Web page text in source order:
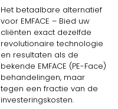
Het betaalbare alternatief
voor EMFACE – Bied uw
cliënten exact dezelfde
revolutionaire technologie
en resultaten als de
bekende EMFACE (PE-Face)
behandelingen, maar
tegen een fractie van de
investeringskosten.